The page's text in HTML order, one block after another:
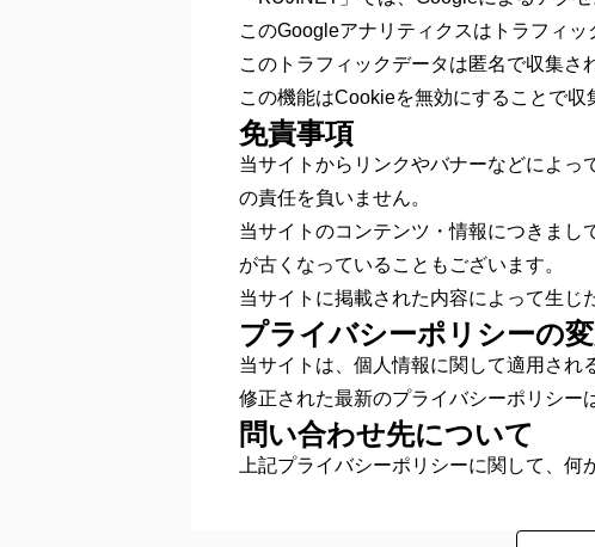
このGoogleアナリティクスはトラフィ
このトラフィックデータは匿名で収集さ
この機能はCookieを無効にすることで
免責事項
当サイトからリンクやバナーなどによっ
の責任を負いません。
当サイトのコンテンツ・情報につきまし
が古くなっていることもございます。
当サイトに掲載された内容によって生じ
プライバシーポリシーの
当サイトは、個人情報に関して適用され
修正された最新のプライバシーポリシー
問い合わせ先について
上記プライバシーポリシーに関して、